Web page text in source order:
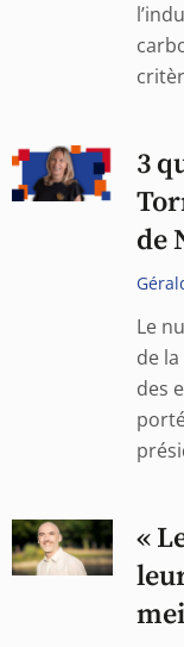
3
de
Le
de
des
«